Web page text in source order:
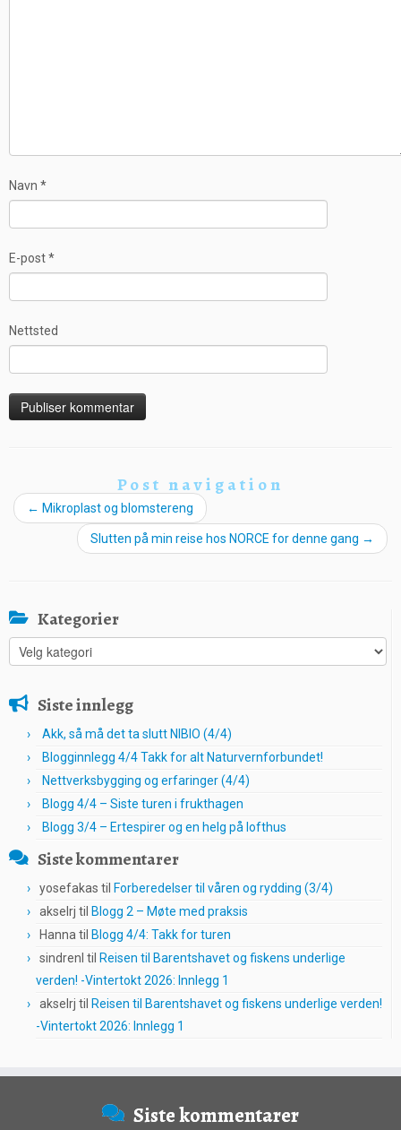
Navn *
E-post*
Nettsted
Post navigation
← Mikroplast og blomstereng
Slutten på min reise hos NORCE for denne gang →
Kategorier
Kategorier
Siste innlegg
Akk, så må det ta slutt NIBIO (4/4)
Blogginnlegg 4/4 Takk for alt Naturvernforbundet!
Nettverksbygging og erfaringer (4/4)
Blogg 4/4 – Siste turen i frukthagen
Blogg 3/4 – Ertespirer og en helg på lofthus
Siste kommentarer
yosefakas til Forberedelser til våren og rydding (3/4)
akselrj til Blogg 2 – Møte med praksis
Hannatil Blogg 4/4: Takk for turen
sindrenl til Reisen til Barentshavet og fiskens underlige
verden! -Vintertokt 2026: Innlegg 1
akselrj til Reisen til Barentshavet og fiskens underlige verden!
-Vintertokt 2026: Innlegg 1
Siste kommentarer